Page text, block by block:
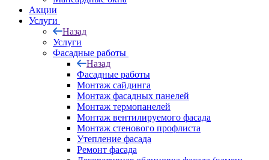
Акции
Услуги
Назад
Услуги
Фасадные работы
Назад
Фасадные работы
Монтаж сайдинга
Монтаж фасадных панелей
Монтаж термопанелей
Монтаж вентилируемого фасада
Монтаж стенового профлиста
Утепление фасада
Ремонт фасада